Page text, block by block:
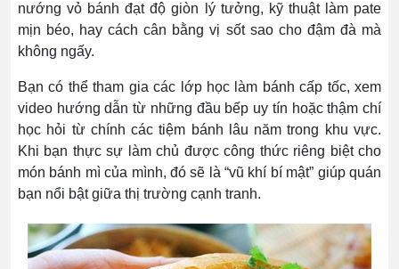
nướng vỏ bánh đạt độ giòn lý tưởng, kỹ thuật làm pate
mịn béo, hay cách cân bằng vị sốt sao cho đậm đà mà
không ngấy.
Bạn có thể tham gia các lớp học làm bánh cấp tốc, xem
video hướng dẫn từ những đầu bếp uy tín hoặc thậm chí
học hỏi từ chính các tiệm bánh lâu năm trong khu vực.
Khi bạn thực sự làm chủ được công thức riêng biệt cho
món bánh mì của mình, đó sẽ là “vũ khí bí mật” giúp quán
bạn nổi bật giữa thị trường cạnh tranh.